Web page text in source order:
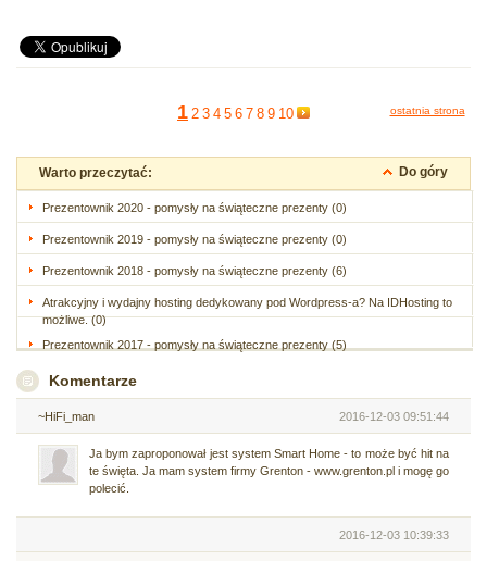
1 2 3 4 5 6 7 8 9 10 ostatnia strona
Warto przeczytać: Do góry
Prezentownik 2020 - pomysły na świąteczne prezenty (0)
Prezentownik 2019 - pomysły na świąteczne prezenty (0)
Prezentownik 2018 - pomysły na świąteczne prezenty (6)
Atrakcyjny i wydajny hosting dedykowany pod Wordpress-a? Na IDHosting to
możliwe. (0)
Prezentownik 2017 - pomysły na świąteczne prezenty (5)
Komentarze
~HiFi_man 2016-12-03 09:51:44
Ja bym zaproponował jest system Smart Home - to może być hit na
te święta. Ja mam system firmy Grenton - www.grenton.pl i mogę go
polecić.
2016-12-03 10:39:33